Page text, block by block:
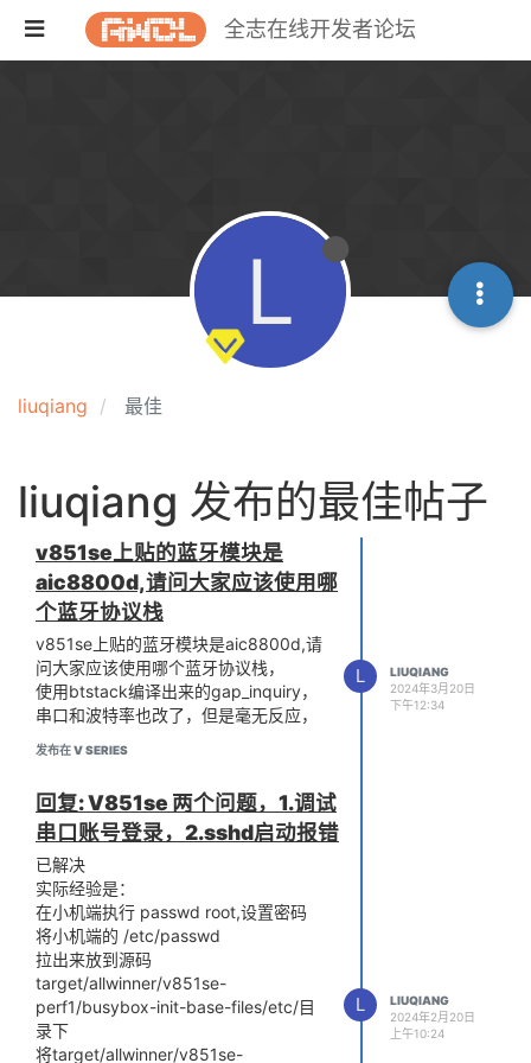
全志在线开发者论坛
liuqiang 最佳
L
liuqiang 发布的最佳帖子
v851se上贴的蓝牙模块是
aic8800d,请问大家应该使用哪
个蓝牙协议栈
v851se上贴的蓝牙模块是aic8800d,请
问大家应该使用哪个蓝牙协议栈，
使用btstack编译出来的gap_inquiry，
串口和波特率也改了，但是毫无反应，
发布在 V SERIES
L
LIUQIANG
2024年3月20日
下午12:34
回复: V851se 两个问题，1.调试
串口账号登录，2.sshd启动报错
已解决
实际经验是：
在小机端执行 passwd root,设置密码
将小机端的 /etc/passwd
拉出来放到源码
target/allwinner/v851se-
perf1/busybox-init-base-files/etc/目
录下
将target/allwinner/v851se-
L
LIUQIANG
2024年2月20日
上午10:24